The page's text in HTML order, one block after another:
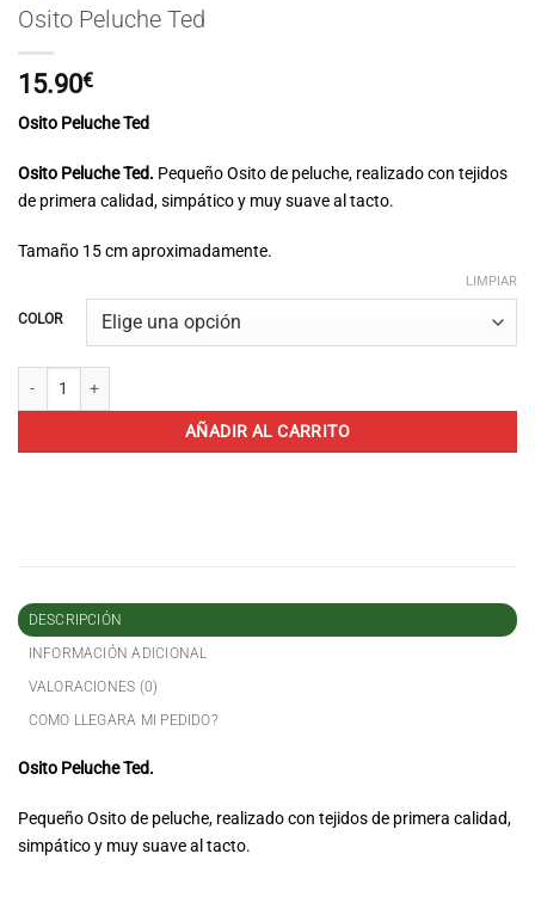
Osito Peluche Ted
15.90€
Osito Peluche Ted
Osito Peluche Ted. Pequeño Osito de peluche, realizado con tejidos
de primera calidad, simpático y muy suave al tacto.
Tamaño 15 cm aproximadamente.
COLOR
LIMPIAR
AÑADIR AL CARRITO
DESCRIPCIÓN
INFORMACIÓN ADICIONAL
VALORACIONES (0)
COMO LLEGARA MI PEDIDO?
Osito Peluche Ted.
Pequeño Osito de peluche, realizado con tejidos de primera calidad,
simpático y muy suave al tacto.